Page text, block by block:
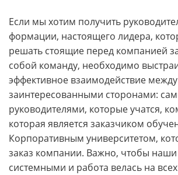
Если мы хотим получить
формации, настоящего лидера,
решать стоящие перед компанией
собой команду, необходимо
эффективное взаимодействие
заинтересованными сторонами:
руководителями, которые учатся,
которая является заказчиком
Корпоративным университетом,
заказ компании. Важно, чтобы
системными и работа велась на